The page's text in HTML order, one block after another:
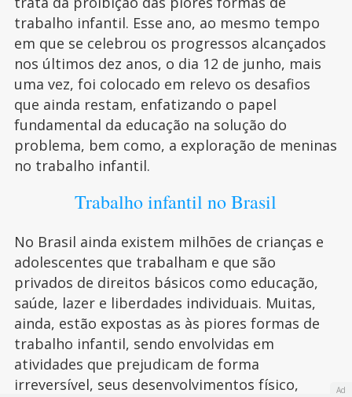
trabalho infantil. Esse ano, ao mesmo tempo
em que se celebrou os progressos alcançados
nos últimos dez anos, o dia 12 de junho, mais
uma vez, foi colocado em relevo os desafios
que ainda restam, enfatizando o papel
fundamental da educação na solução do
problema, bem como, a exploração de meninas
no trabalho infantil.
Trabalho infantil no Brasil
No Brasil ainda existem milhões de crianças e
adolescentes que trabalham e que são
privados de direitos básicos como educação,
saúde, lazer e liberdades individuais. Muitas,
ainda, estão expostas as às piores formas de
trabalho infantil, sendo envolvidas em
atividades que prejudicam de forma
irreversível, seus desenvolvimentos físico,
Ad